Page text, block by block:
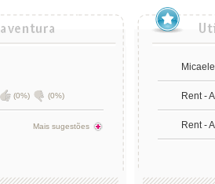
(0%) (0%)
Mais sugestões
Rent -
Rent -